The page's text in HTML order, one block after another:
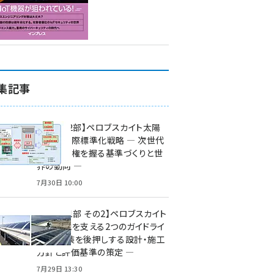
記事
特集【第2部】ペロブスカイト太陽
電池の国際標準化戦略 ― 次世代
市場の覇権を握る基準づくりと世
界の動向 ―
7月30日 10:00
特集【第1部 その2】ペロブスカイト
太陽電池を支える2つのガイドライ
ン ― 実装を後押しする設計・施工
方針と評価基準の策定 ―
7月29日 13:30